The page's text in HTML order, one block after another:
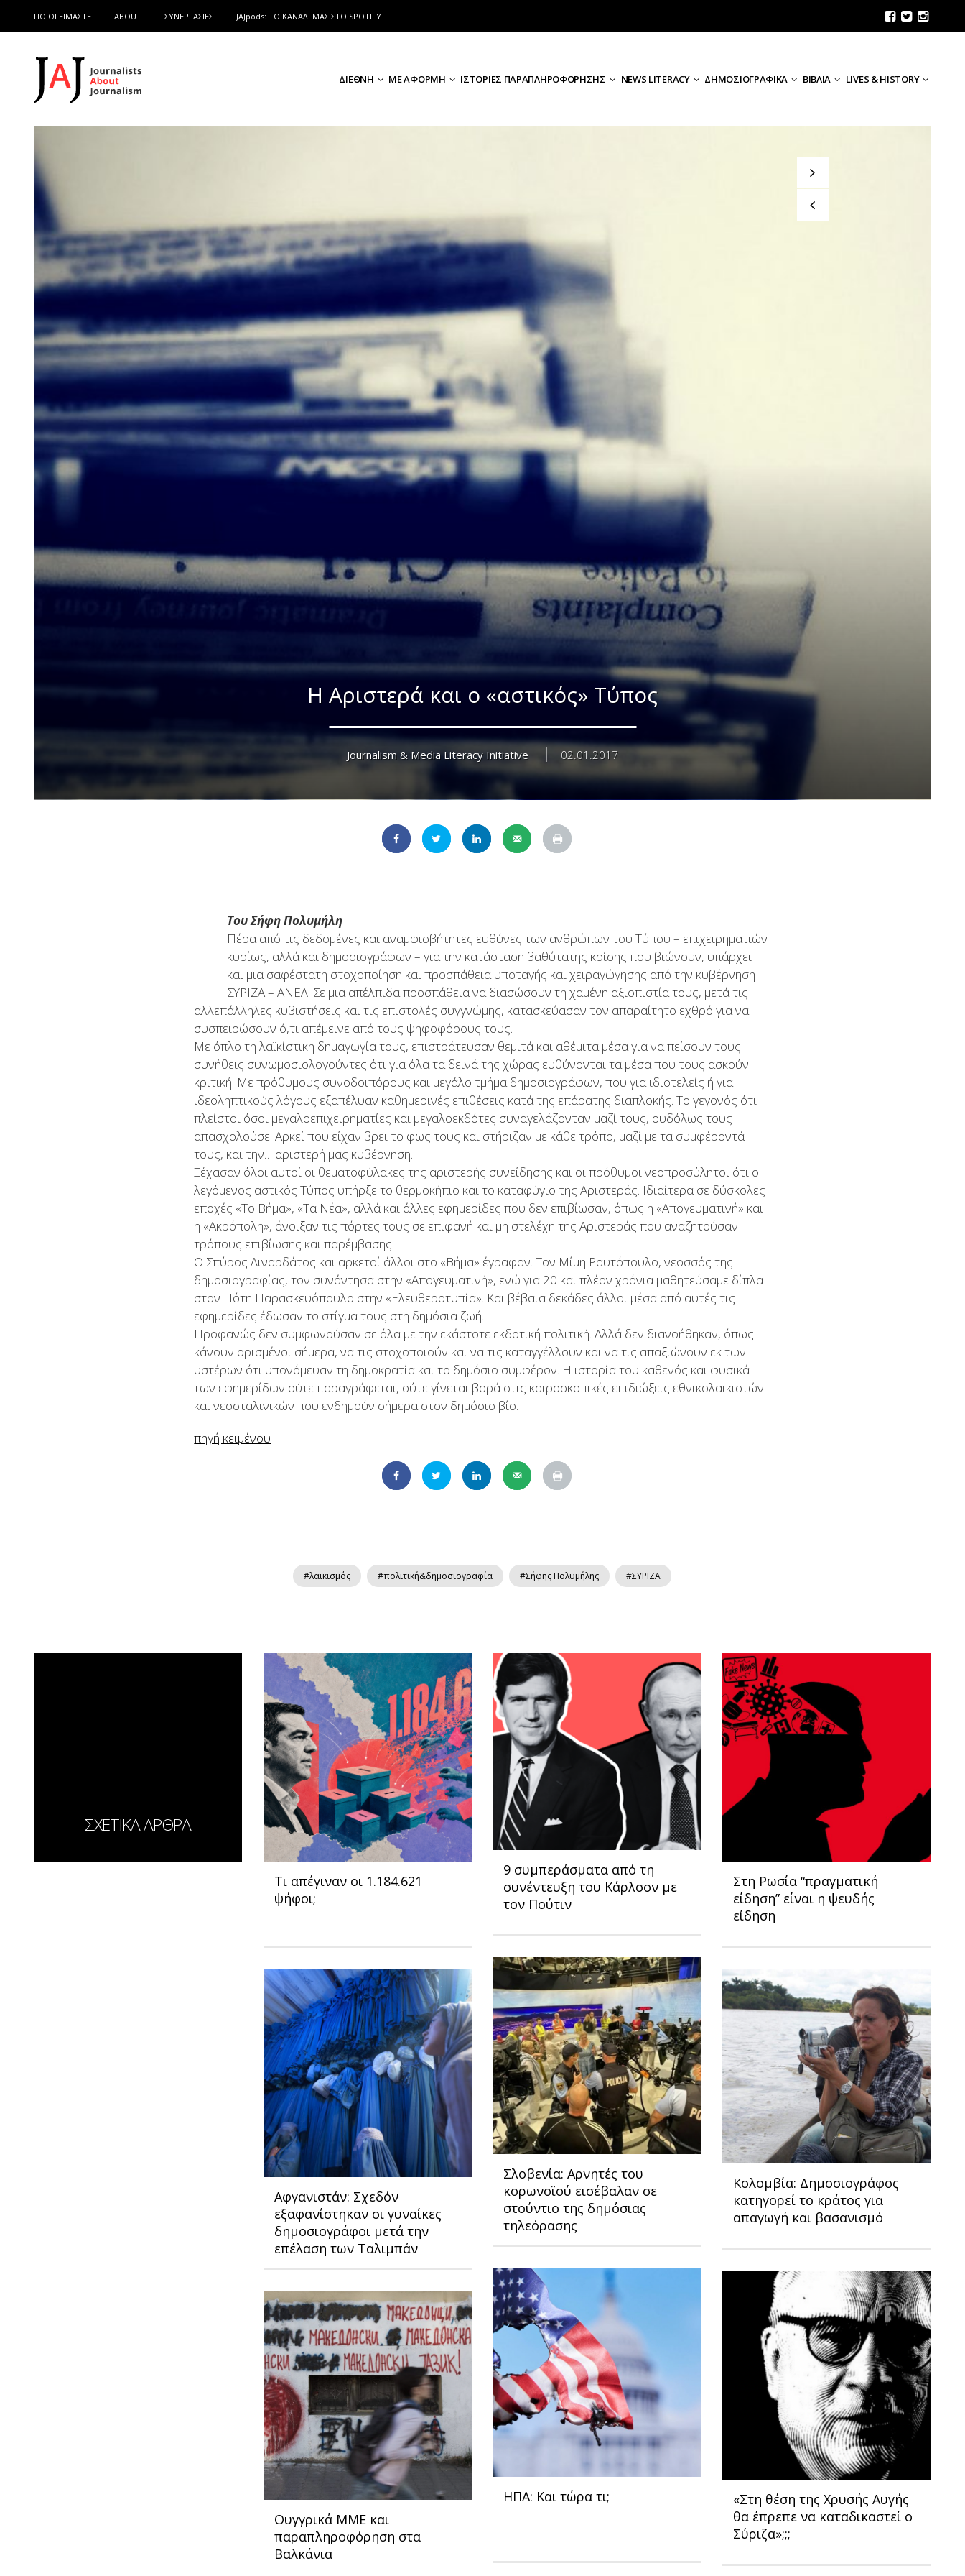
ΠΟΙΟΙ ΕΙΜΑΣΤΕ ABOUT ΣΥΝΕΡΓΑΣΙΕΣ JAJpods: TO ΚΑΝΑΛΙ ΜΑΣ ΣΤΟ SPOTIFY
ΔΙΕΘΝΗ ΜΕ ΑΦΟΡΜΗ ΙΣΤΟΡΙΕΣ ΠΑΡΑΠΛΗΡΟΦΟΡΗΣΗΣ NEWS LITERACY ΔΗΜΟΣΙΟΓΡΑΦΙΚΑ ΒΙΒΛΙΑ LIVES & HISTORY
Η Αριστερά και ο «αστικός» Τύπος
Journalism & Media Literacy Initiative 02.01.2017
Το δίκιο του Κακαουνάκη
TRUMP: Νέα εποχή;
Του Σήφη Πολυμήλη
Πέρα από τις δεδομένες και αναμφισβήτητες ευθύνες των ανθρώπων του Τύπου – επιχειρηματιών
κυρίως, αλλά και δημοσιογράφων – για την κατάσταση βαθύτατης κρίσης που βιώνουν, υπάρχει
και μια σαφέστατη στοχοποίηση και προσπάθεια υποταγής και χειραγώγησης από την κυβέρνηση
ΣΥΡΙΖΑ – ΑΝΕΛ. Σε μια απέλπιδα προσπάθεια να διασώσουν τη χαμένη αξιοπιστία τους, μετά τις
αλλεπάλληλες κυβιστήσεις και τις επιστολές συγγνώμης, κατασκεύασαν τον απαραίτητο εχθρό για να
συσπειρώσουν ό,τι απέμεινε από τους ψηφοφόρους τους.
Με όπλο τη λαϊκίστικη δημαγωγία τους, επιστράτευσαν θεμιτά και αθέμιτα μέσα για να πείσουν τους
συνήθεις συνωμοσιολογούντες ότι για όλα τα δεινά της χώρας ευθύνονται τα μέσα που τους ασκούν
κριτική. Με πρόθυμους συνοδοιπόρους και μεγάλο τμήμα δημοσιογράφων, που για ιδιοτελείς ή για
ιδεοληπτικούς λόγους εξαπέλυαν καθημερινές επιθέσεις κατά της επάρατης διαπλοκής. Το γεγονός ότι
πλείστοι όσοι μεγαλοεπιχειρηματίες και μεγαλοεκδότες συναγελάζονταν μαζί τους, ουδόλως τους
απασχολούσε. Αρκεί που είχαν βρει το φως τους και στήριζαν με κάθε τρόπο, μαζί με τα συμφέροντά
τους, και την… αριστερή μας κυβέρνηση.
Ξέχασαν όλοι αυτοί οι θεματοφύλακες της αριστερής συνείδησης και οι πρόθυμοι νεοπροσύλητοι ότι ο
λεγόμενος αστικός Τύπος υπήρξε το θερμοκήπιο και το καταφύγιο της Αριστεράς. Ιδιαίτερα σε δύσκολες
εποχές «Το Βήμα», «Τα Νέα», αλλά και άλλες εφημερίδες που δεν επιβίωσαν, όπως η «Απογευματινή» και
η «Ακρόπολη», άνοιξαν τις πόρτες τους σε επιφανή και μη στελέχη της Αριστεράς που αναζητούσαν
τρόπους επιβίωσης και παρέμβασης.
Ο Σπύρος Λιναρδάτος και αρκετοί άλλοι στο «Βήμα» έγραφαν. Τον Μίμη Ραυτόπουλο, νεοσσός της
δημοσιογραφίας, τον συνάντησα στην «Απογευματινή», ενώ για 20 και πλέον χρόνια μαθητεύσαμε δίπλα
στον Πότη Παρασκευόπουλο στην «Ελευθεροτυπία». Και βέβαια δεκάδες άλλοι μέσα από αυτές τις
εφημερίδες έδωσαν το στίγμα τους στη δημόσια ζωή.
Προφανώς δεν συμφωνούσαν σε όλα με την εκάστοτε εκδοτική πολιτική. Αλλά δεν διανοήθηκαν, όπως
κάνουν ορισμένοι σήμερα, να τις στοχοποιούν και να τις καταγγέλλουν και να τις απαξιώνουν εκ των
υστέρων ότι υπονόμευαν τη δημοκρατία και το δημόσιο συμφέρον. Η ιστορία του καθενός και φυσικά
των εφημερίδων ούτε παραγράφεται, ούτε γίνεται βορά στις καιροσκοπικές επιδιώξεις εθνικολαϊκιστών
και νεοσταλινικών που ενδημούν σήμερα στον δημόσιο βίο.
πηγή κειμένου
#λαϊκισμός #πολιτική&δημοσιογραφία #Σήφης Πολυμήλης #ΣΥΡΙΖΑ
ΣΧΕΤΙΚΑ ΑΡΘΡΑ
Τι απέγιναν οι 1.184.621
ψήφοι;
9 συμπεράσματα από τη
συνέντευξη του Κάρλσον με
τον Πούτιν
Στη Ρωσία “πραγματική
είδηση” είναι η ψευδής
είδηση
Σλοβενία: Αρνητές του
κορωνοϊού εισέβαλαν σε
στούντιο της δημόσιας
τηλεόρασης
Αφγανιστάν: Σχεδόν
εξαφανίστηκαν οι γυναίκες
δημοσιογράφοι μετά την
επέλαση των Ταλιμπάν
Κολομβία: Δημοσιογράφος
κατηγορεί το κράτος για
απαγωγή και βασανισμό
ΗΠΑ: Και τώρα τι;
«Στη θέση της Χρυσής Αυγής
θα έπρεπε να καταδικαστεί ο
Σύριζα»;;;
Ουγγρικά ΜΜΕ και
παραπληροφόρηση στα
Βαλκάνια